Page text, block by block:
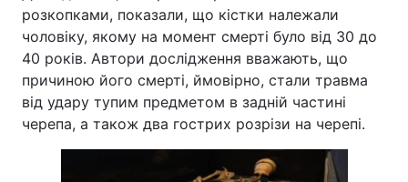
розкопками, показали, що кістки належали
чоловіку, якому на момент смерті було від 30 до
40 років. Автори дослідження вважають, що
причиною його смерті, ймовірно, стали травма
від удару тупим предметом в задній частині
черепа, а також два гострих розрізи на черепі.